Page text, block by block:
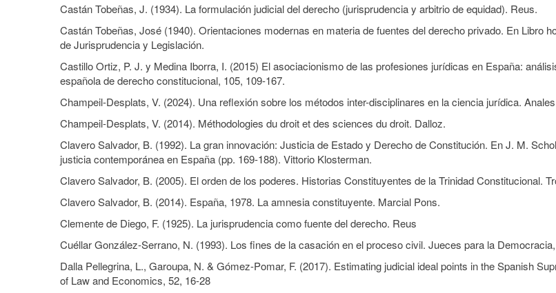
Castán Tobeñas, J. (1934). La formulación judicial del derecho (jurisprudencia y arbitrio de equidad). Reus.
Castán Tobeñas, José (1940). Orientaciones modernas en materia de fuentes del derecho privado. En Libro
de Jurisprudencia y Legislación.
Castillo Ortiz, P. J. y Medina Iborra, I. (2015) El asociacionismo de las profesiones jurídicas en España:
española de derecho constitucional, 105, 109-167.
Champeil-Desplats, V. (2024). Una reflexión sobre los métodos inter-disciplinares en la ciencia jurídica.
Champeil-Desplats, V. (2014). Méthodologies du droit et des sciences du droit. Dalloz.
Clavero Salvador, B. (1992). La gran innovación: Justicia de Estado y Derecho de Constitución. En J. M.
justicia contemporánea en España (pp. 169-188). Vittorio Klosterman.
Clavero Salvador, B. (2005). El orden de los poderes. Historias Constituyentes de la Trinidad Constitucional.
Clavero Salvador, B. (2014). España, 1978. La amnesia constituyente. Marcial Pons.
Clemente de Diego, F. (1925). La jurisprudencia como fuente del derecho. Reus
Cuéllar González-Serrano, N. (1993). Los fines de la casación en el proceso civil. Jueces para la
Dalla Pellegrina, L., Garoupa, N. & Gómez-Pomar, F. (2017). Estimating judicial ideal points in the Spanish
of Law and Economics, 52, 16-28